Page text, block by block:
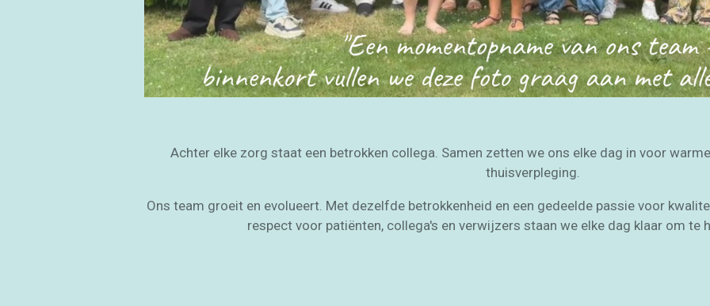
Achter elke zorg staat een betrokken collega. Samen zetten we ons elke dag in voor
thuisverpleging.
Ons team groeit en evolueert. Met dezelfde betrokkenheid en een gedeelde passie voor
respect voor patiënten, collega's en verwijzers staan we elke dag klaar om te